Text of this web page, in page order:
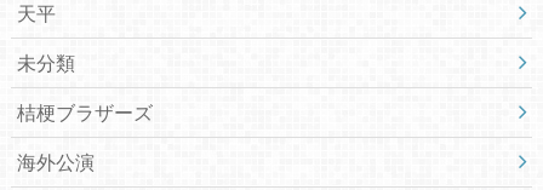
天平
未分類
桔梗ブラザーズ
海外公演